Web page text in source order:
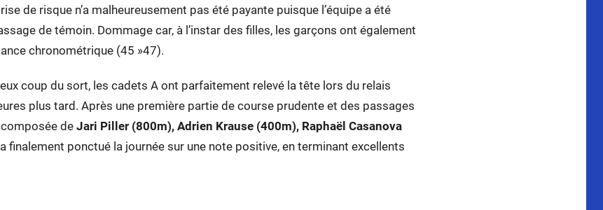
de risque n’a malheureusement pas été payante puisque l’équipe a été
de témoin. Dommage car, à l’instar des filles, les garçons ont également
chronométrique (45 »47).
coup du sort, les cadets A ont parfaitement relevé la tête lors du relais
plus tard. Après une première partie de course prudente et des passages
de Jari Piller (800m), Adrien Krause (400m), Raphaël Casanova
a finalement ponctué la journée sur une note positive, en terminant excellents